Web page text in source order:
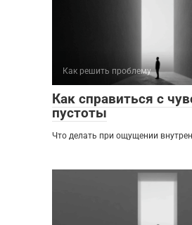
Как решить проблему
Как справиться с
пустоты
Что делать при ощущении